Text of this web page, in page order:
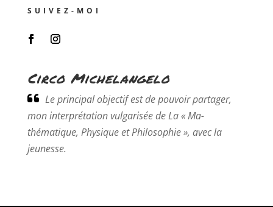
SUIVEZ-MOI
Circo Michelangelo
Le principal objectif est de pouvoir partager,
mon interprétation vulgarisée de La « Ma-
thématique, Physique et Philosophie », avec la
jeunesse.